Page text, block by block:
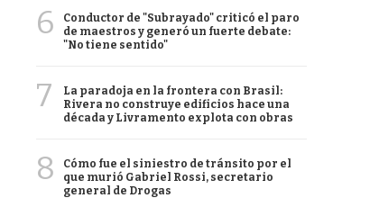
6
Conductor de "Subrayado" criticó el paro
de maestros y generó un fuerte debate:
"No tiene sentido"
7
La paradoja en la frontera con Brasil:
Rivera no construye edificios hace una
década y Livramento explota con obras
8
Cómo fue el siniestro de tránsito por el
que murió Gabriel Rossi, secretario
general de Drogas